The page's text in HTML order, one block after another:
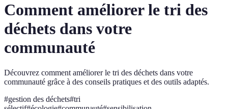
Comment améliorer le tri des
déchets dans votre
communauté
Découvrez comment améliorer le tri des déchets dans votre
communauté grâce à des conseils pratiques et des outils adaptés.
#gestion des déchets#tri